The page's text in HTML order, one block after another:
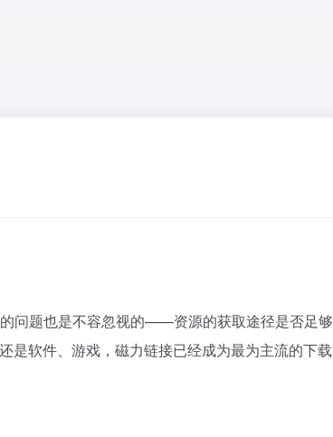
问题也是不容忽视的——资源的获取途径是否足
是软件、游戏， 磁力链接已经成为最为主流的下载